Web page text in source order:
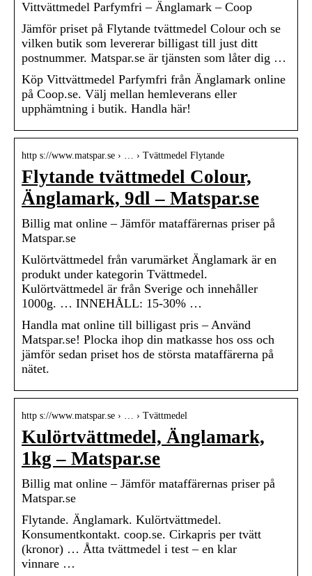
Vittvättmedel Parfymfri – Änglamark – Coop
Jämför priset på Flytande tvättmedel Colour och se
vilken butik som levererar billigast till just ditt
postnummer. Matspar.se är tjänsten som låter dig …
Köp Vittvättmedel Parfymfri från Änglamark online
på Coop.se. Välj mellan hemleverans eller
upphämtning i butik. Handla här!
http s://www.matspar.se › … › Tvättmedel Flytande
Flytande tvättmedel Colour,
Änglamark, 9dl – Matspar.se
Billig mat online – Jämför mataffärernas priser på
Matspar.se
Kulörtvättmedel från varumärket Änglamark är en
produkt under kategorin Tvättmedel.
Kulörtvättmedel är från Sverige och innehåller
1000g. … INNEHÅLL: 15-30% …
Handla mat online till billigast pris – Använd
Matspar.se! Plocka ihop din matkasse hos oss och
jämför sedan priset hos de största mataffärerna på
nätet.
http s://www.matspar.se › … › Tvättmedel
Kulörtvättmedel, Änglamark,
1kg – Matspar.se
Billig mat online – Jämför mataffärernas priser på
Matspar.se
Flytande. Änglamark. Kulörtvättmedel.
Konsumentkontakt. coop.se. Cirkapris per tvätt
(kronor) … Åtta tvättmedel i test – en klar
vinnare …